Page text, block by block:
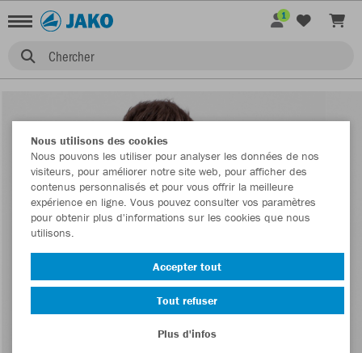
Chercher
1
Nous utilisons des cookies
Nous pouvons les utiliser pour analyser les données de nos
visiteurs, pour améliorer notre site web, pour afficher des
contenus personnalisés et pour vous offrir la meilleure
expérience en ligne. Vous pouvez consulter vos paramètres
pour obtenir plus d'informations sur les cookies que nous
utilisons.
Accepter tout
Tout refuser
Plus d'infos